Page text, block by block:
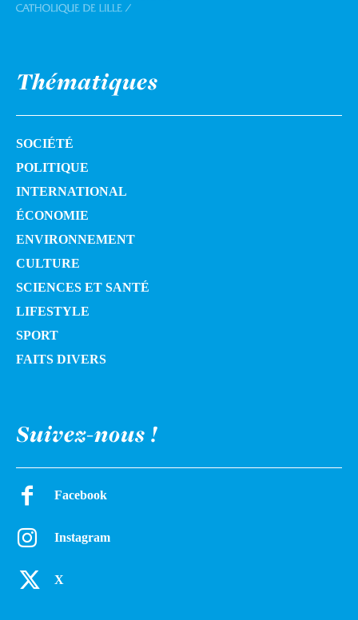
Thématiques
SOCIÉTÉ
POLITIQUE
INTERNATIONAL
ÉCONOMIE
ENVIRONNEMENT
CULTURE
SCIENCES ET SANTÉ
LIFESTYLE
SPORT
FAITS DIVERS
Suivez-nous !
Facebook
Instagram
X